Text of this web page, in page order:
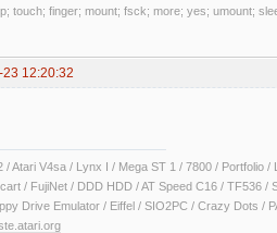
touch; finger; mount; fsck; more; yes; umount;
12:20:32
/ Atari V4sa / Lynx I / Mega ST 1 / 7800 / Portfolio
/ FujiNet / DDD HDD / AT Speed C16 / TF536
Drive Emulator / Eiffel / SIO2PC / Crazy Dots /